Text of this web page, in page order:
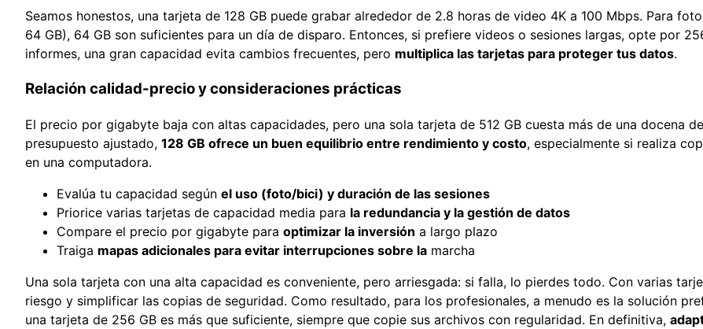
Seamos honestos, una tarjeta de 128 GB puede grabar alrededor de 2.8 horas de video 4K a 100 Mbps. Para
64 GB), 64 GB son suficientes para un día de disparo. Entonces, si prefiere videos o sesiones largas, opte por
informes, una gran capacidad evita cambios frecuentes, pero multiplica las tarjetas para proteger tus datos.
Relación calidad-precio y consideraciones prácticas
El precio por gigabyte baja con altas capacidades, pero una sola tarjeta de 512 GB cuesta más de una docena
presupuesto ajustado, 128 GB ofrece un buen equilibrio entre rendimiento y costo, especialmente si realiza
en una computadora.
Evalúa tu capacidad según el uso (foto/bici) y duración de las sesiones
Priorice varias tarjetas de capacidad media para la redundancia y la gestión de datos
Compare el precio por gigabyte para optimizar la inversión a largo plazo
Traiga mapas adicionales para evitar interrupciones sobre la marcha
Una sola tarjeta con una alta capacidad es conveniente, pero arriesgada: si falla, lo pierdes todo. Con varias
riesgo y simplificar las copias de seguridad. Como resultado, para los profesionales, a menudo es la solución
una tarjeta de 256 GB es más que suficiente, siempre que copie sus archivos con regularidad. En definitiva,